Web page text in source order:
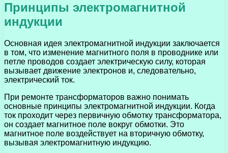
Принципы электромагнитной
индукции
Основная идея электромагнитной индукции заключается
в том, что изменение магнитного поля в проводнике или
петле проводов создает электрическую силу, которая
вызывает движение электронов и, следовательно,
электрический ток.
При ремонте трансформаторов важно понимать
основные принципы электромагнитной индукции. Когда
ток проходит через первичную обмотку трансформатора,
он создает магнитное поле вокруг обмотки. Это
магнитное поле воздействует на вторичную обмотку,
вызывая электромагнитную индукцию.